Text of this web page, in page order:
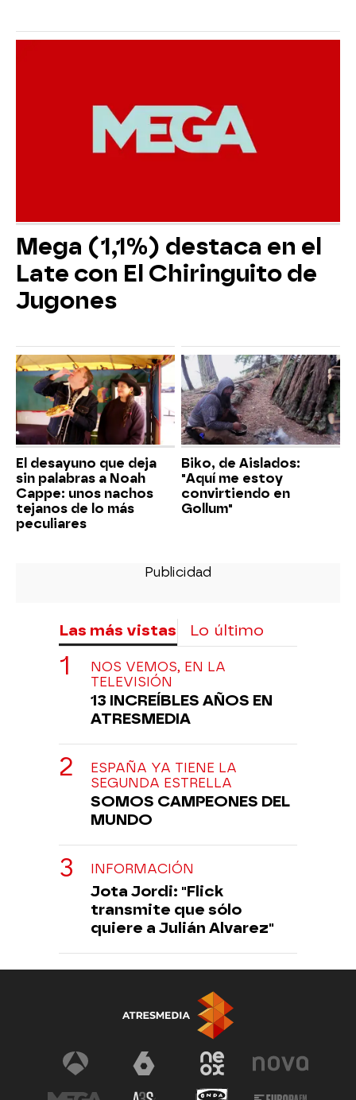
Mega (1,1%) destaca en el
Late con El Chiringuito de
Jugones
El desayuno que deja
sin palabras a Noah
Cappe: unos nachos
tejanos de lo más
peculiares
Biko, de Aislados:
"Aquí me estoy
convirtiendo en
Gollum"
Las más vistas Lo último
NOS VEMOS, EN LA
TELEVISIÓN
13 INCREÍBLES AÑOS EN
ATRESMEDIA
ESPAÑA YA TIENE LA
SEGUNDA ESTRELLA
SOMOS CAMPEONES DEL
MUNDO
INFORMACIÓN
Jota Jordi: "Flick
transmite que sólo
quiere a Julián Alvarez"